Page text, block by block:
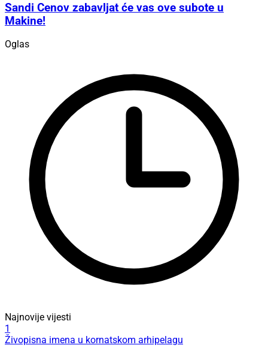
Sandi Cenov zabavljat će vas ove subote u
Makine!
Oglas
Najnovije vijesti
1
Živopisna imena u kornatskom arhipelagu